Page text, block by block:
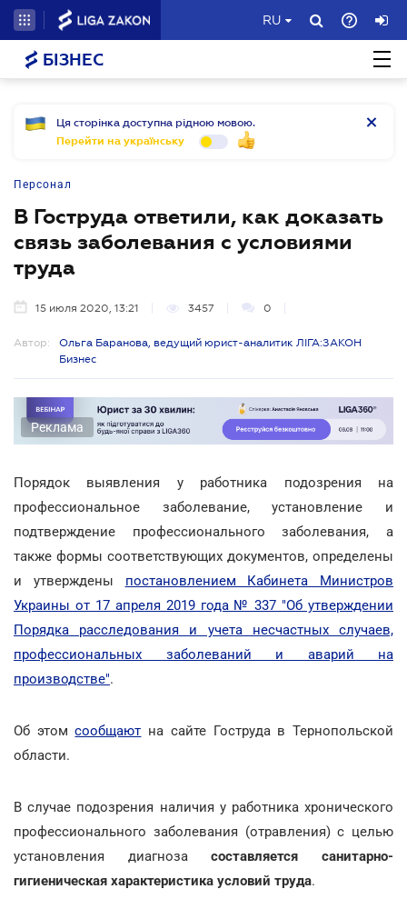
RU
БІЗНЕС
Ця сторінка доступна рідною мовою.
Перейти на українську
Персонал
В Гоструда ответили, как доказать
связь заболевания с условиями
труда
15 июля 2020, 13:21 3457 0
Автор:
Ольга Баранова, ведущий юрист-аналитик ЛІГА:ЗАКОН
Бизнес
Реклама
Порядок выявления у работника подозрения на
профессиональное заболевание, установление и
подтверждение профессионального заболевания, а
также формы соответствующих документов, определены
и утверждены постановлением Кабинета Министров
Украины от 17 апреля 2019 года № 337 "Об утверждении
Порядка расследования и учета несчастных случаев,
профессиональных заболеваний и аварий на
производстве".
Об этомсообщают на сайте Гоструда в Тернопольской
области.
В случае подозрения наличия у работника хронического
профессионального заболевания (отравления) с целью
установления диагнозасоставляется санитарно-
гигиеническая характеристика условий труда.